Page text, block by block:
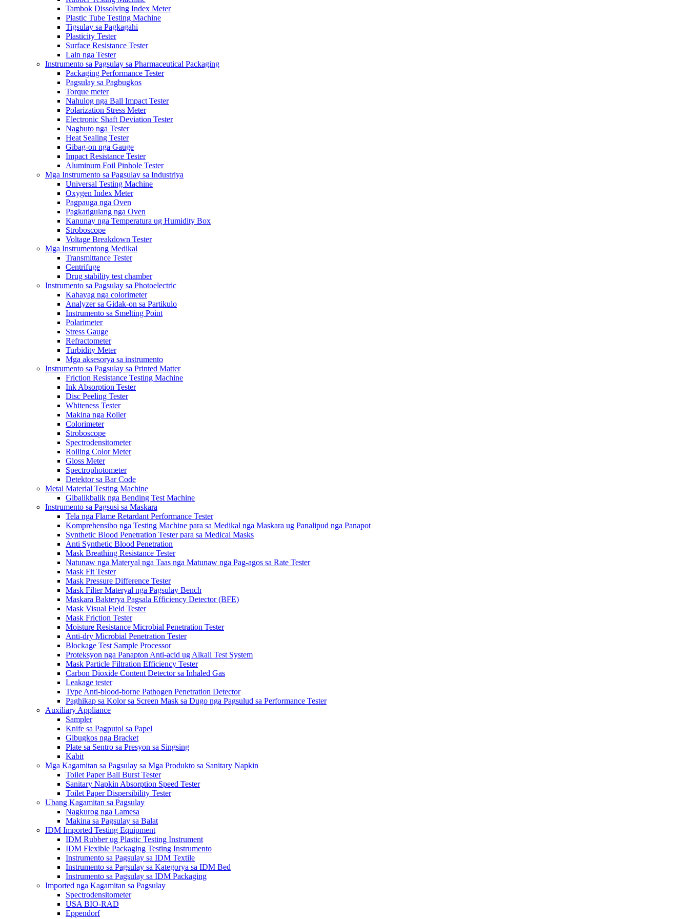
Tambok Dissolving Index Meter
Plastic Tube Testing Machine
Tigsulay sa Pagkagahi
Plasticity Tester
Surface Resistance Tester
Lain nga Tester
Instrumento sa Pagsulay sa Pharmaceutical Packaging
Packaging Performance Tester
Pagsulay sa Pagbugkos
Torque meter
Nahulog nga Ball Impact Tester
Polarization Stress Meter
Electronic Shaft Deviation Tester
Nagbuto nga Tester
Heat Sealing Tester
Gibag-on nga Gauge
Impact Resistance Tester
Aluminum Foil Pinhole Tester
Mga Instrumento sa Pagsulay sa Industriya
Universal Testing Machine
Oxygen Index Meter
Pagpauga nga Oven
Pagkatigulang nga Oven
Kanunay nga Temperatura ug Humidity Box
Stroboscope
Voltage Breakdown Tester
Mga Instrumentong Medikal
Transmittance Tester
Centrifuge
Drug stability test chamber
Instrumento sa Pagsulay sa Photoelectric
Kahayag nga colorimeter
Analyzer sa Gidak-on sa Partikulo
Instrumento sa Smelting Point
Polarimeter
Stress Gauge
Refractometer
Turbidity Meter
Mga aksesorya sa instrumento
Instrumento sa Pagsulay sa Printed Matter
Friction Resistance Testing Machine
Ink Absorption Tester
Disc Peeling Tester
Whiteness Tester
Makina nga Roller
Colorimeter
Stroboscope
Spectrodensitometer
Rolling Color Meter
Gloss Meter
Spectrophotometer
Detektor sa Bar Code
Metal Material Testing Machine
Gibalikbalik nga Bending Test Machine
Instrumento sa Pagsusi sa Maskara
Tela nga Flame Retardant Performance Tester
Komprehensibo nga Testing Machine para sa Medikal nga Maskara ug Panalipud nga Panapot
Synthetic Blood Penetration Tester para sa Medical Masks
Anti Synthetic Blood Penetration
Mask Breathing Resistance Tester
Natunaw nga Materyal nga Taas nga Matunaw nga Pag-agos sa Rate Tester
Mask Fit Tester
Mask Pressure Difference Tester
Mask Filter Materyal nga Pagsulay Bench
Maskara Bakterya Pagsala Efficiency Detector (BFE)
Mask Visual Field Tester
Mask Friction Tester
Moisture Resistance Microbial Penetration Tester
Anti-dry Microbial Penetration Tester
Blockage Test Sample Processor
Proteksyon nga Panapton Anti-acid ug Alkali Test System
Mask Particle Filtration Efficiency Tester
Carbon Dioxide Content Detector sa Inhaled Gas
Leakage tester
Type Anti-blood-borne Pathogen Penetration Detector
Paghikap sa Kolor sa Screen Mask sa Dugo nga Pagsulud sa Performance Tester
Auxiliary Appliance
Sampler
Knife sa Pagputol sa Papel
Gibugkos nga Bracket
Plate sa Sentro sa Presyon sa Singsing
Kabit
Mga Kagamitan sa Pagsulay sa Mga Produkto sa Sanitary Napkin
Toilet Paper Ball Burst Tester
Sanitary Napkin Absorption Speed ​​Tester
Toilet Paper Dispersibility Tester
Ubang Kagamitan sa Pagsulay
Nagkurog nga Lamesa
Makina sa Pagsulay sa Balat
IDM Imported Testing Equipment
IDM Rubber ug Plastic Testing Instrument
IDM Flexible Packaging Testing Instrumento
Instrumento sa Pagsulay sa IDM Textile
Instrumento sa Pagsulay sa Kategorya sa IDM Bed
Instrumento sa Pagsulay sa IDM Packaging
Imported nga Kagamitan sa Pagsulay
Spectrodensitometer
USA BIO-RAD
Eppendorf